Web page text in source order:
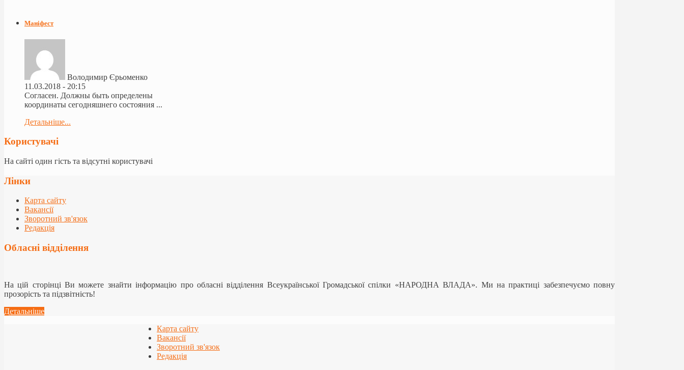
Маніфест
Володимир Єрьоменко
11.03.2018 - 20:15
Согласен. Должны быть определены
координаты сегодняшнего состояния ...
Детальніше...
Користувачі
На сайті один гість та відсутні користувачі
Лінки
Карта сайту
Вакансії
Зворотний зв'язок
Редакція
Обласні відділення
На цій сторінці Ви можете знайти інформацію про обласні відділення Всеукраїнської Громадської спілки «НАРОДНА ВЛАДА». Ми на практиці забезпечуємо повну
прозорість та підзвітність!
Детальніше
Карта сайту
Вакансії
Зворотний зв'язок
Редакція